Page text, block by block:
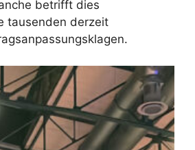
betrifft dies
tausenden derzeit